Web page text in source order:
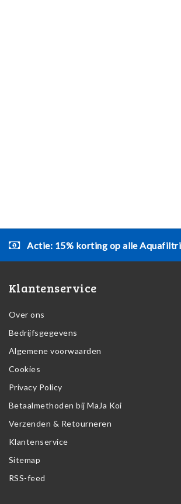
Actie: 15% korting op alle
Klantenservice
Over ons
Bedrijfsgegevens
Algemene voorwaarden
Cookies
Privacy Policy
Betaalmethoden bij MaJa Koi
Verzenden & Retourneren
Klantenservice
Sitemap
RSS-feed